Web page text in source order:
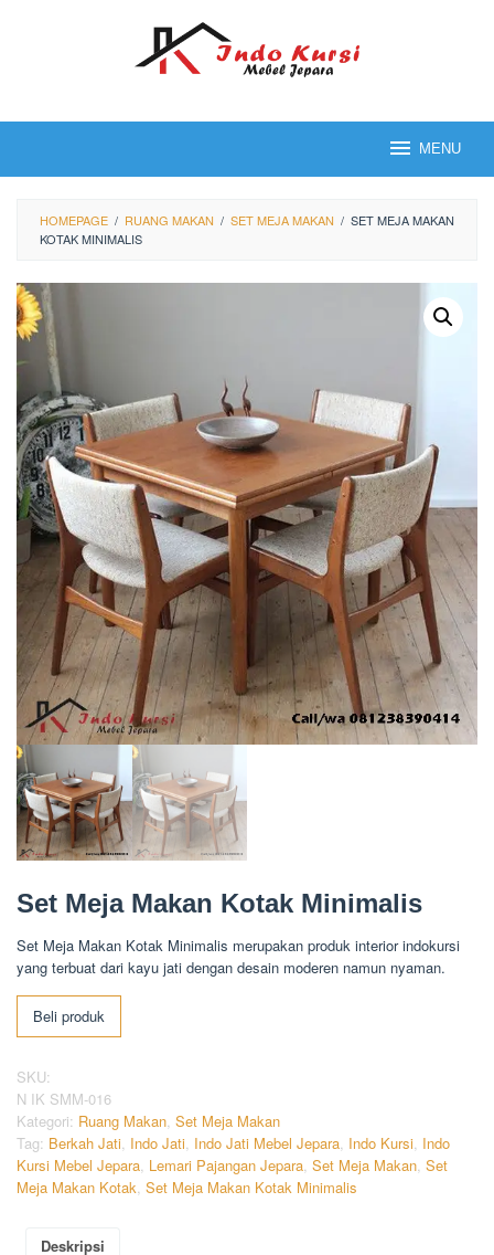
MENU
HOMEPAGE / RUANG MAKAN / SET MEJA MAKAN / SET MEJA MAKAN
KOTAK MINIMALIS
Set Meja Makan Kotak Minimalis
Set Meja Makan Kotak Minimalis merupakan produk interior indokursi
yang terbuat dari kayu jati dengan desain moderen namun nyaman.
Beli produk
SKU:
N IK SMM-016
Kategori: Ruang Makan Set Meja Makan
Tag: Berkah Jati Indo Jati Indo Jati Mebel Jepara Indo Kursi Indo
Kursi Mebel Jepara Lemari Pajangan Jepara Set Meja Makan Set
Meja Makan Kotak Set Meja Makan Kotak Minimalis
Deskripsi